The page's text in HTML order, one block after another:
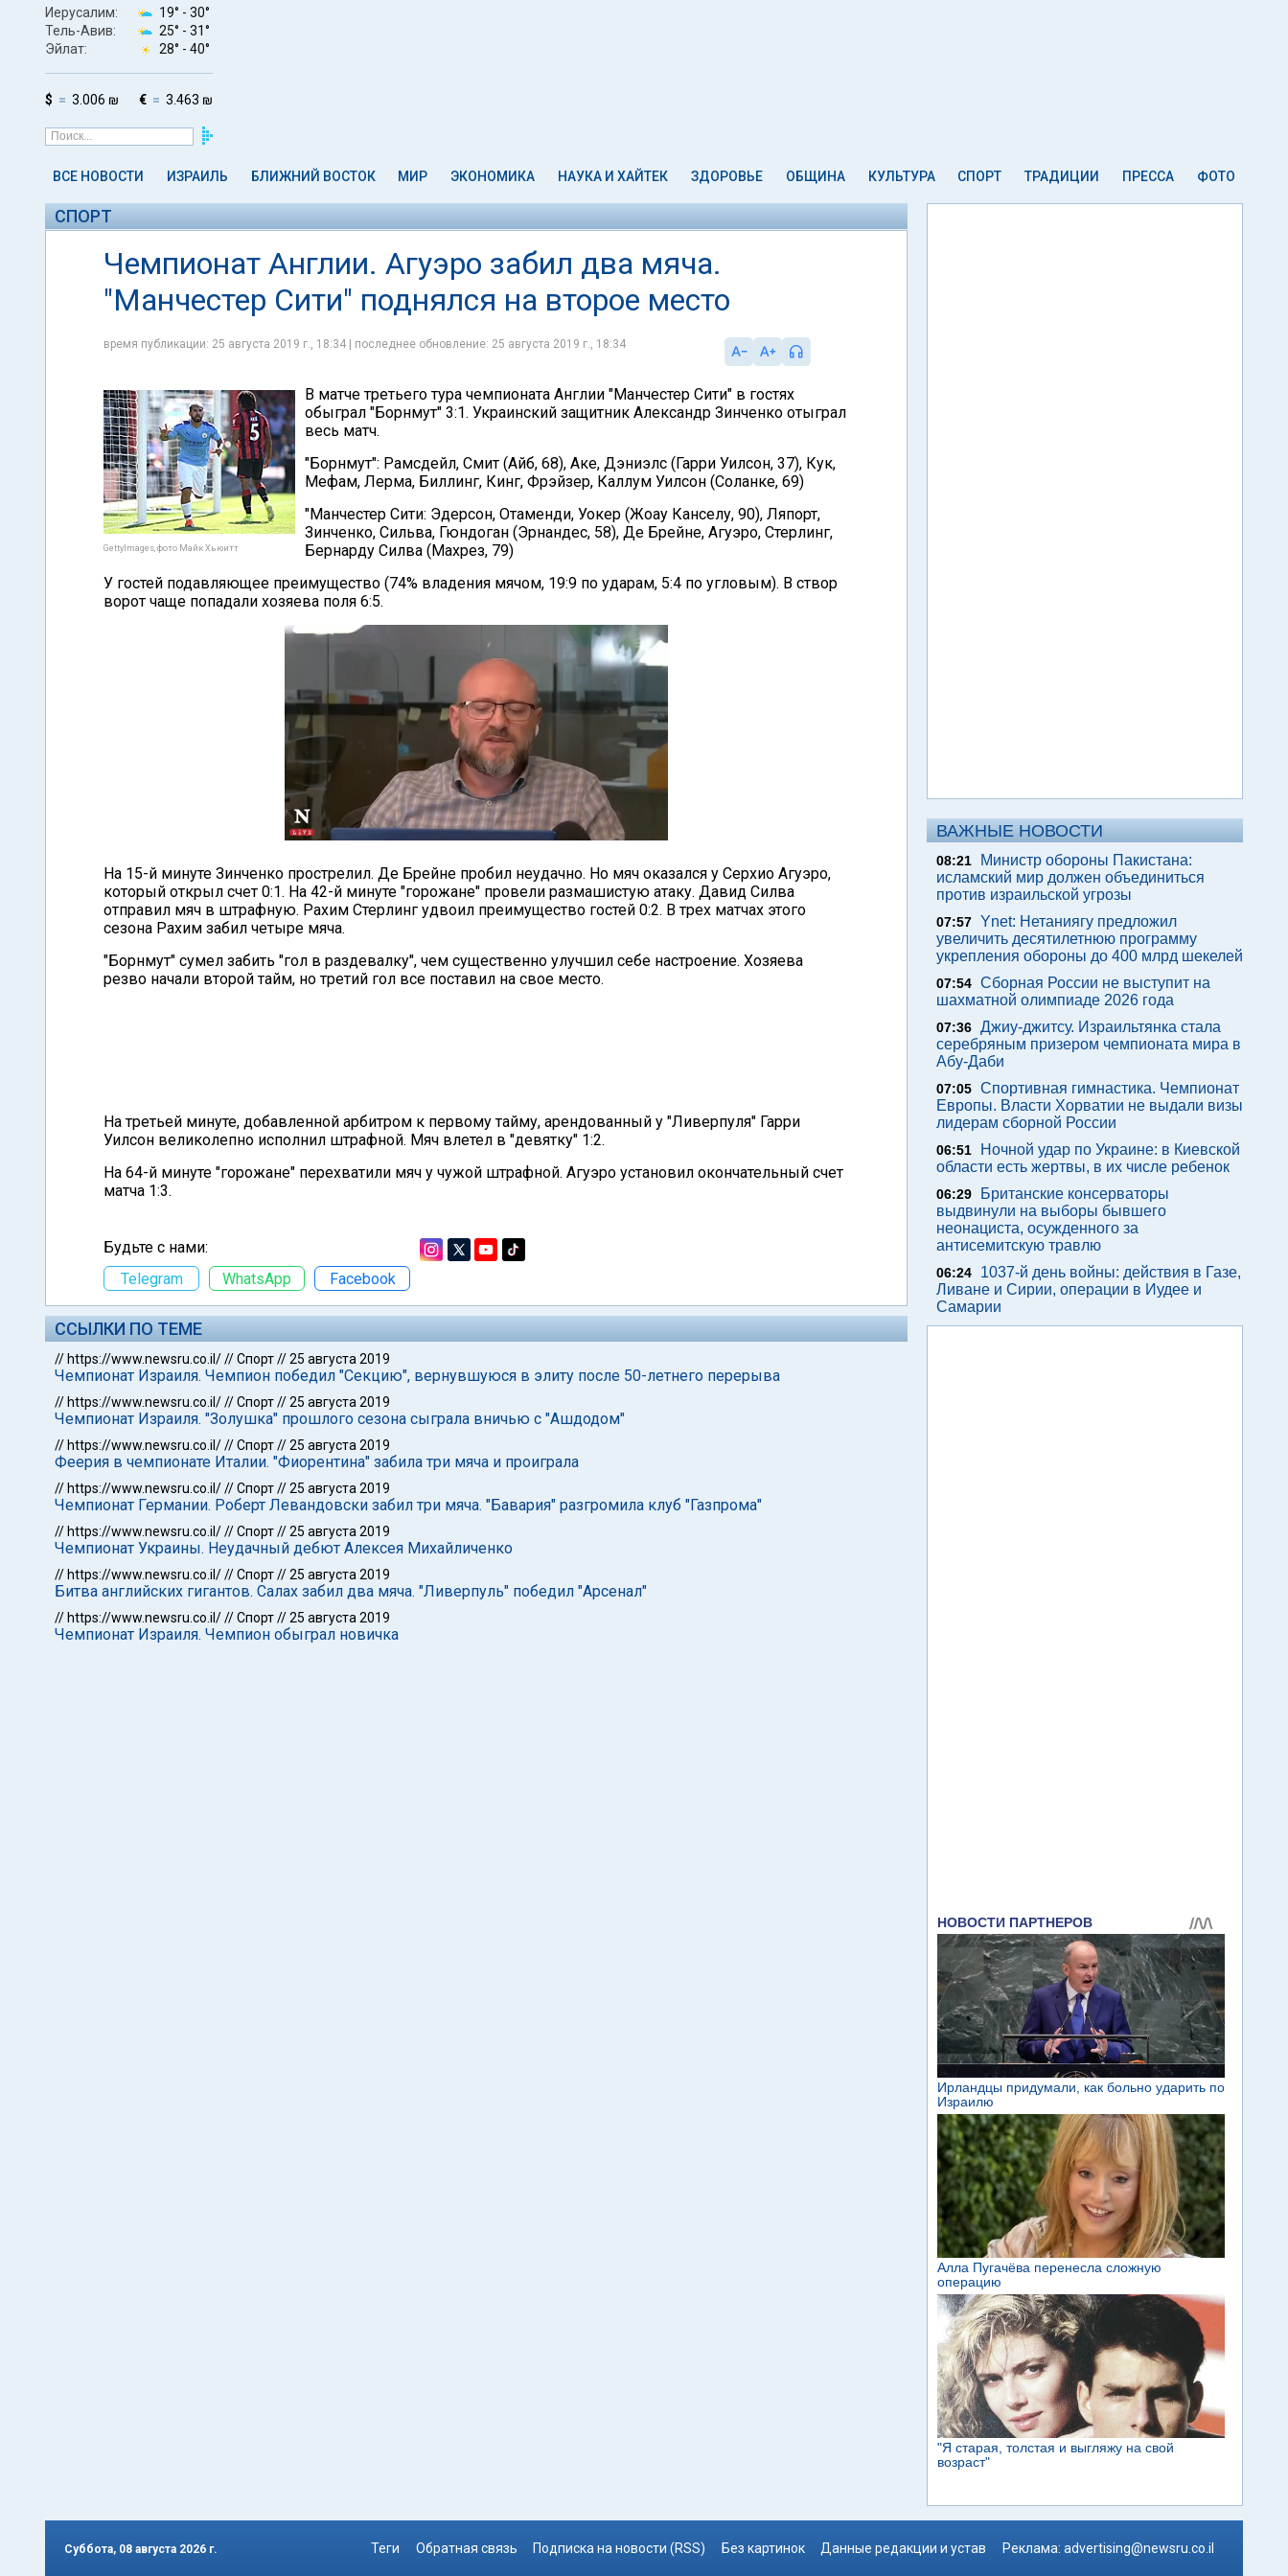
Иерусалим: 19° - 30°
Тель-Авив:
25° - 31°
Эйлат:
28° - 40°
$ 3.006 ₪ € 3.463 ₪
ВСЕ НОВОСТИ ИЗРАИЛЬ БЛИЖНИЙ ВОСТОК МИР ЭКОНОМИКА НАУКА И ХАЙТЕК ЗДОРОВЬЕ ОБЩИНА КУЛЬТУРА СПОРТ ТРАДИЦИИ ПРЕССА ФОТО
СПОРТ
Чемпионат Англии. Агуэро забил два мяча.
"Манчестер Сити" поднялся на второе место
время публикации: 25 августа 2019 г., 18:34 | последнее обновление: 25 августа 2019 г., 18:34
GettyImages, фото Майк Хьюитт
В матче третьего тура чемпионата Англии "Манчестер Сити" в гостях
обыграл "Борнмут" 3:1. Украинский защитник Александр Зинченко отыграл
весь матч.
"Борнмут": Рамсдейл, Смит (Айб, 68), Аке, Дэниэлс (Гарри Уилсон, 37), Кук,
Мефам, Лерма, Биллинг, Кинг, Фрэйзер, Каллум Уилсон (Соланке, 69)
"Манчестер Сити: Эдерсон, Отаменди, Уокер (Жоау Канселу, 90), Ляпорт,
Зинченко, Сильва, Гюндоган (Эрнандес, 58), Де Брейне, Агуэро, Стерлинг,
Бернарду Силва (Махрез, 79)
У гостей подавляющее преимущество (74% владения мячом, 19:9 по ударам, 5:4 по угловым). В створ
ворот чаще попадали хозяева поля 6:5.
На 15-й минуте Зинченко прострелил. Де Брейне пробил неудачно. Но мяч оказался у Серхио Агуэро,
который открыл счет 0:1. На 42-й минуте "горожане" провели размашистую атаку. Давид Силва
отправил мяч в штрафную. Рахим Стерлинг удвоил преимущество гостей 0:2. В трех матчах этого
сезона Рахим забил четыре мяча.
"Борнмут" сумел забить "гол в раздевалку", чем существенно улучшил себе настроение. Хозяева
резво начали второй тайм, но третий гол все поставил на свое место.
На третьей минуте, добавленной арбитром к первому тайму, арендованный у "Ливерпуля" Гарри
Уилсон великолепно исполнил штрафной. Мяч влетел в "девятку" 1:2.
На 64-й минуте "горожане" перехватили мяч у чужой штрафной. Агуэро установил окончательный счет
матча 1:3.
Будьте с нами:
Telegram
WhatsApp Facebook
ССЫЛКИ ПО ТЕМЕ
// https://www.newsru.co.il///Спорт//25 августа 2019
Чемпионат Израиля. Чемпион победил "Секцию", вернувшуюся в элиту после 50-летнего перерыва
// https://www.newsru.co.il///Спорт//25 августа 2019
Чемпионат Израиля. "Золушка" прошлого сезона сыграла вничью с "Ашдодом"
// https://www.newsru.co.il///Спорт//25 августа 2019
Феерия в чемпионате Италии. "Фиорентина" забила три мяча и проиграла
// https://www.newsru.co.il///Спорт//25 августа 2019
Чемпионат Германии. Роберт Левандовски забил три мяча. "Бавария" разгромила клуб "Газпрома"
// https://www.newsru.co.il///Спорт//25 августа 2019
Чемпионат Украины. Неудачный дебют Алексея Михайличенко
// https://www.newsru.co.il///Спорт//25 августа 2019
Битва английских гигантов. Салах забил два мяча. "Ливерпуль" победил "Арсенал"
// https://www.newsru.co.il///Спорт//25 августа 2019
Чемпионат Израиля. Чемпион обыграл новичка
ВАЖНЫЕ НОВОСТИ
08:21
Министр обороны Пакистана:
исламский мир должен объединиться
против израильской угрозы
07:57 Ynet: Нетаниягу предложил
увеличить десятилетнюю программу
укрепления обороны до 400 млрд шекелей
07:54 Сборная России не выступит на
шахматной олимпиаде 2026 года
07:36 Джиу-джитсу. Израильтянка стала
серебряным призером чемпионата мира в
Абу-Даби
07:05 Спортивная гимнастика. Чемпионат
Европы. Власти Хорватии не выдали визы
лидерам сборной России
06:51
Ночной удар по Украине: в Киевской
области есть жертвы, в их числе ребенок
06:29
Британские консерваторы
выдвинули на выборы бывшего
неонациста, осужденного за
антисемитскую травлю
06:24
1037-й день войны: действия в Газе,
Ливане и Сирии, операции в Иудее и
Самарии
Суббота, 08 августа 2026 г. Теги Обратная связь Подписка на новости (RSS) Без картинок Данные редакции и устав Реклама: advertising@newsru.co.il